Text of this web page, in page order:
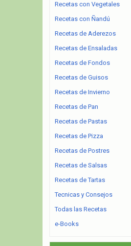
Recetas con Vegetales
Recetas con Ñandú
Recetas de Aderezos
Recetas de Ensaladas
Recetas de Fondos
Recetas de Guisos
Recetas de Invierno
Recetas de Pan
Recetas de Pastas
Recetas de Pizza
Recetas de Postres
Recetas de Salsas
Recetas de Tartas
Tecnicas y Consejos
Todas las Recetas
e-Books